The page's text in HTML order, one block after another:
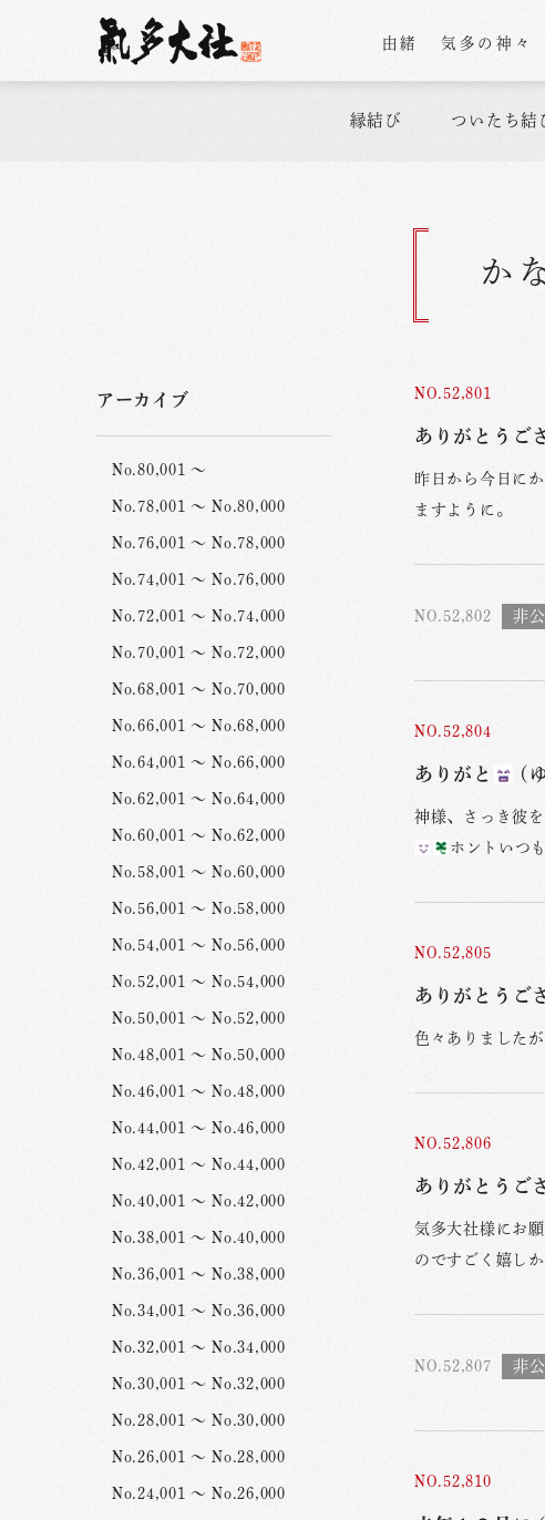
由緒 気多の神々
縁結び ついたち結
か
NO.52,801
ありがとうご
昨日から今日に
ますように。
NO.52,802
NO.52,804
ありがと (
神様、さっき彼
ホントいつ
NO.52,805
ありがとうご
色々ありました
NO.52,806
ありがとうご
気多大社様にお
のですごく嬉し
NO.52,807
NO.52,810
アーカイブ
No.80,001 ～
No.78,001 ～ No.80,000
No.76,001 ～ No.78,000
No.74,001 ～ No.76,000
No.72,001 ～ No.74,000
No.70,001 ～ No.72,000
No.68,001 ～ No.70,000
No.66,001 ～ No.68,000
No.64,001 ～ No.66,000
No.62,001 ～ No.64,000
No.60,001 ～ No.62,000
No.58,001 ～ No.60,000
No.56,001 ～ No.58,000
No.54,001 ～ No.56,000
No.52,001 ～ No.54,000
No.50,001 ～ No.52,000
No.48,001 ～ No.50,000
No.46,001 ～ No.48,000
No.44,001 ～ No.46,000
No.42,001 ～ No.44,000
No.40,001 ～ No.42,000
No.38,001 ～ No.40,000
No.36,001 ～ No.38,000
No.34,001 ～ No.36,000
No.32,001 ～ No.34,000
No.30,001 ～ No.32,000
No.28,001 ～ No.30,000
No.26,001 ～ No.28,000
No.24,001 ～ No.26,000